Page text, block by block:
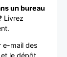
un bureau
Livrez
e-mail des